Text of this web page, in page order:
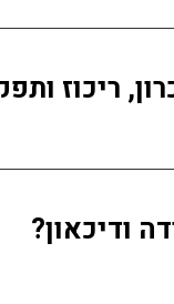
ריכוז
ודיכאון?